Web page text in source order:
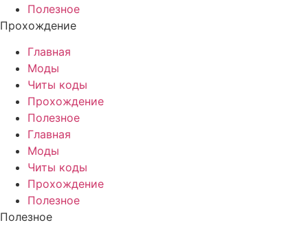
Полезное
Прохождение
Главная
Моды
Читы коды
Прохождение
Полезное
Главная
Моды
Читы коды
Прохождение
Полезное
Полезное